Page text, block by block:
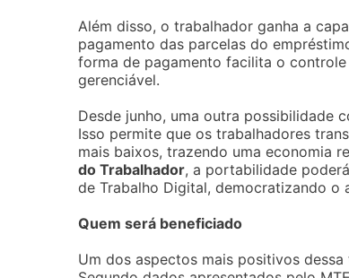
Além disso, o trabalhador ganha a
pagamento das parcelas do
forma de pagamento facilita o
gerenciável.
Desde junho, uma outra possibilidade
Isso permite que os trabalhadores
mais baixos, trazendo uma economia
do Trabalhador, a portabilidade
de Trabalho Digital, democratizando o
Quem será beneficiado
Um dos aspectos mais positivos